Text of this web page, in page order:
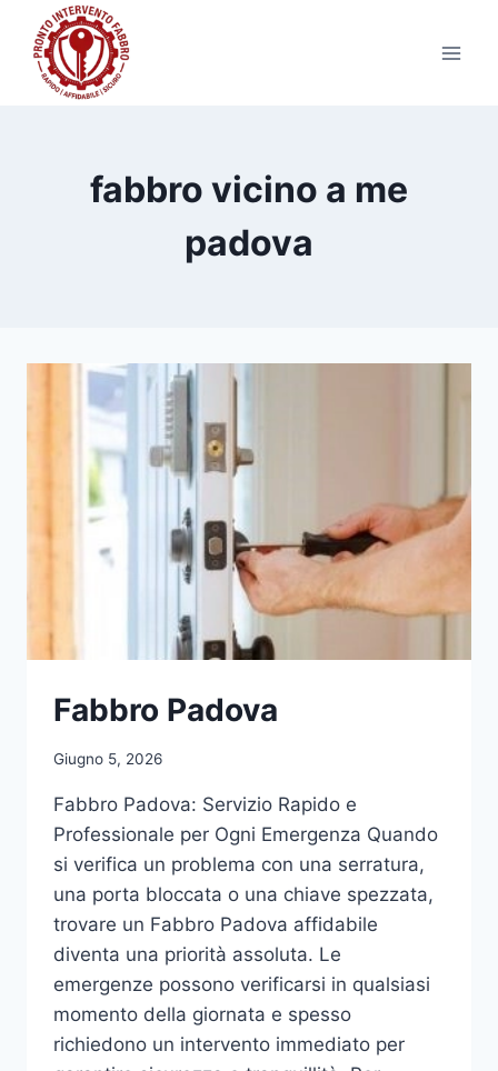
contenuto
fabbro vicino a me
padova
Fabbro Padova
Giugno 5, 2026
Fabbro Padova: Servizio Rapido e
Professionale per Ogni Emergenza Quando
si verifica un problema con una serratura,
una porta bloccata o una chiave spezzata,
trovare un Fabbro Padova affidabile
diventa una priorità assoluta. Le
emergenze possono verificarsi in qualsiasi
momento della giornata e spesso
richiedono un intervento immediato per